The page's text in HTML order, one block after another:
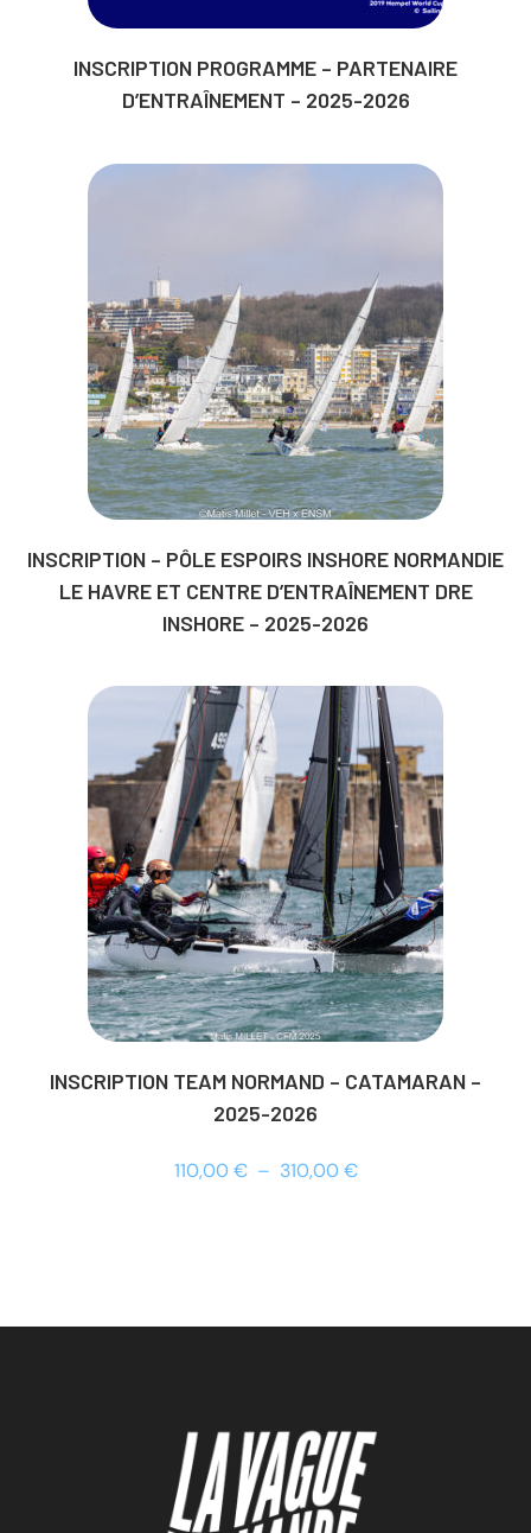
INSCRIPTION PROGRAMME – PARTENAIRE
D’ENTRAÎNEMENT – 2025-2026
INSCRIPTION – PÔLE ESPOIRS INSHORE NORMANDIE
LE HAVRE ET CENTRE D’ENTRAÎNEMENT DRE
INSHORE – 2025-2026
INSCRIPTION TEAM NORMAND – CATAMARAN –
2025-2026
110,00 € – 310,00 €